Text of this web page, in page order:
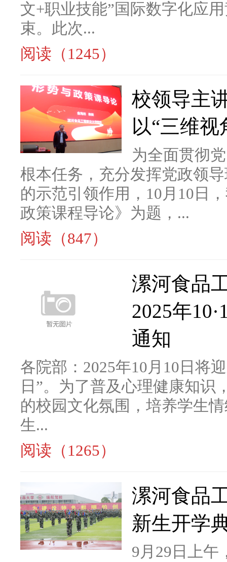
文+职业技能”国际数字化应
束。此次...
阅读（1245）
校领导主
以“三维
为全面贯彻
根本任务，充分发挥党政领
的示范引领作用，10月10日
政策课程导论》为题，...
阅读（847）
漯河食品
2025年
通知
各院部：2025年10月10日将
日”。为了普及心理健康知识
的校园文化氛围，培养学生
生...
阅读（1265）
漯河食品
新生开学
9月29日上午